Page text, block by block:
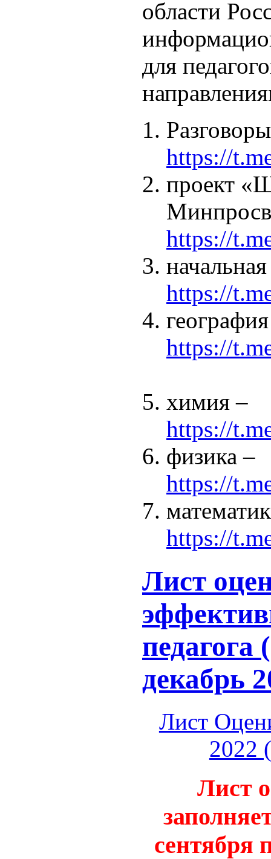
области
для
https://
проект
https://
https://
https://
химия –
https://
физика –
https://
https://
Лист
педагога
декабрь
Лист
2022
Лист
сентября